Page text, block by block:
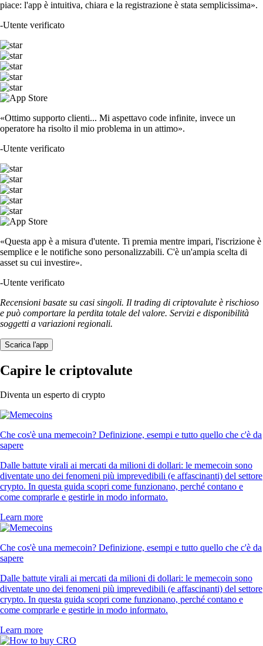
piace: l'app è intuitiva, chiara e la registrazione è stata semplicissima».
-Utente verificato
«Ottimo supporto clienti... Mi aspettavo code infinite, invece un
operatore ha risolto il mio problema in un attimo».
-Utente verificato
«Questa app è a misura d'utente. Ti premia mentre impari, l'iscrizione è
semplice e le notifiche sono personalizzabili. C'è un'ampia scelta di
asset su cui investire».
-Utente verificato
Recensioni basate su casi singoli. Il trading di criptovalute è rischioso
e può comportare la perdita totale del valore. Servizi e disponibilità
soggetti a variazioni regionali.
Scarica l'app
Capire le criptovalute
Diventa un esperto di crypto
Che cos'è una memecoin? Definizione, esempi e tutto quello che c'è da
sapere
Dalle battute virali ai mercati da milioni di dollari: le memecoin sono
diventate uno dei fenomeni più imprevedibili (e affascinanti) del settore
crypto. In questa guida scopri come funzionano, perché contano e
come comprarle e gestirle in modo informato.
Learn more
Che cos'è una memecoin? Definizione, esempi e tutto quello che c'è da
sapere
Dalle battute virali ai mercati da milioni di dollari: le memecoin sono
diventate uno dei fenomeni più imprevedibili (e affascinanti) del settore
crypto. In questa guida scopri come funzionano, perché contano e
come comprarle e gestirle in modo informato.
Learn more